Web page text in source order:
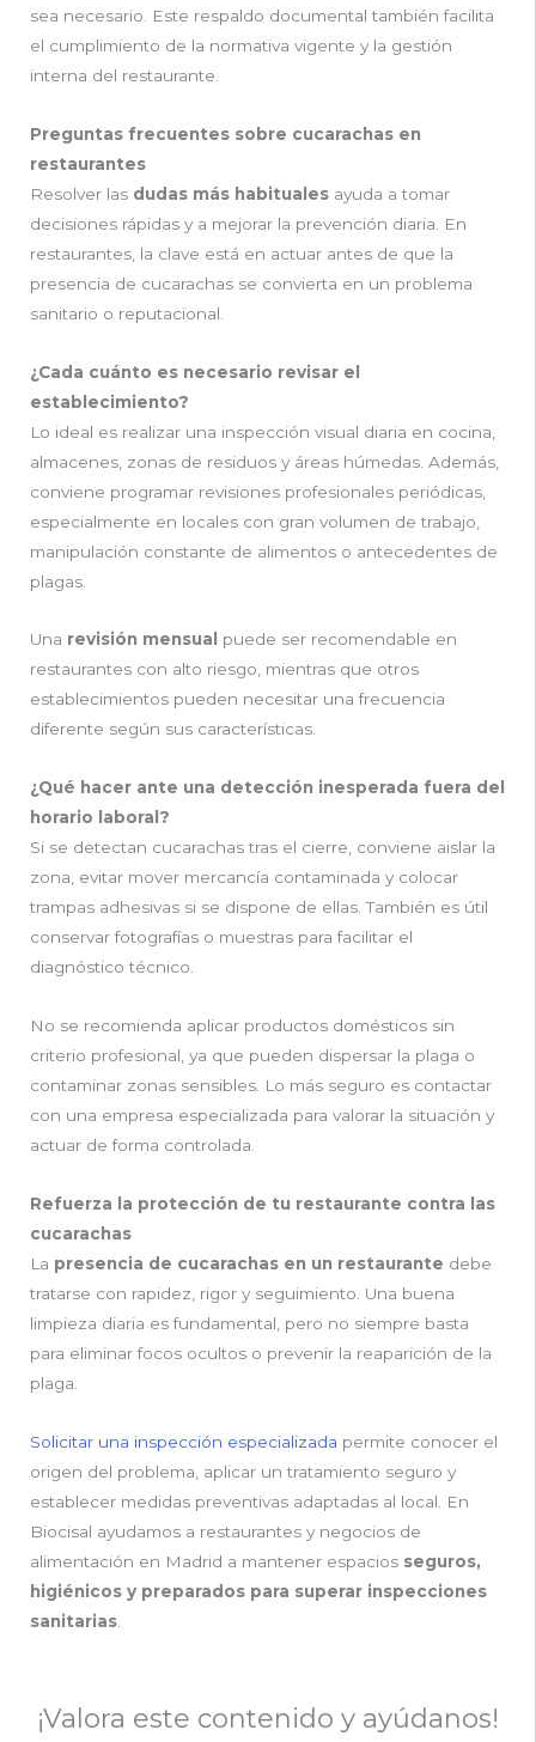
sea necesario. Este respaldo documental también facilita
el cumplimiento de la normativa vigente y la gestión
interna del restaurante.
Preguntas frecuentes sobre cucarachas en
restaurantes
Resolver las dudas más habituales ayuda a tomar
decisiones rápidas y a mejorar la prevención diaria. En
restaurantes, la clave está en actuar antes de que la
presencia de cucarachas se convierta en un problema
sanitario o reputacional.
¿Cada cuánto es necesario revisar el
establecimiento?
Lo ideal es realizar una inspección visual diaria en cocina,
almacenes, zonas de residuos y áreas húmedas. Además,
conviene programar revisiones profesionales periódicas,
especialmente en locales con gran volumen de trabajo,
manipulación constante de alimentos o antecedentes de
plagas.
Una revisión mensual
puede ser recomendable en
restaurantes con alto riesgo, mientras que otros
establecimientos pueden necesitar una frecuencia
diferente según sus características.
¿Qué hacer ante una detección inesperada fuera del
horario laboral?
Si se detectan cucarachas tras el cierre, conviene aislar la
zona, evitar mover mercancía contaminada y colocar
trampas adhesivas si se dispone de ellas. También es útil
conservar fotografías o muestras para facilitar el
diagnóstico técnico.
No se recomienda aplicar productos domésticos sin
criterio profesional, ya que pueden dispersar la plaga o
contaminar zonas sensibles. Lo más seguro es contactar
con una empresa especializada para valorar la situación y
actuar de forma controlada.
Refuerza la protección de tu restaurante contra las
cucarachas
La presencia de cucarachas en un restaurante debe
tratarse con rapidez, rigor y seguimiento. Una buena
limpieza diaria es fundamental, pero no siempre basta
para eliminar focos ocultos o prevenir la reaparición de la
plaga.
Solicitar una inspección especializada permite conocer el
origen del problema, aplicar un tratamiento seguro y
establecer medidas preventivas adaptadas al local. En
Biocisal ayudamos a restaurantes y negocios de
alimentación en Madrid a mantener espacios seguros,
higiénicos y preparados para superar inspecciones
sanitarias.
¡Valora este contenido y ayúdanos!